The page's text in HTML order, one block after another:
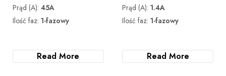
Prąd (A): 45A
Ilość faz: 1-fazowy
Read More
Prąd (A):1.4A
Ilość faz:1-fazowy
Read More